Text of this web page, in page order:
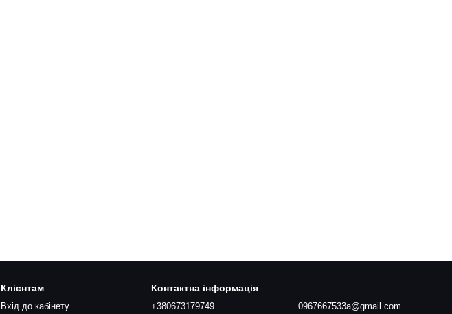
Клієнтам
Вхід до кабінету
Контактна інформація
+380673179749
0967667533a@gmail.com